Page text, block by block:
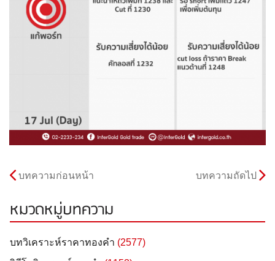
บทความก่อนหน้า บทความถัดไป
หมวดหมู่บทความ
บทวิเคราะห์ราคาทองคำ (2577)